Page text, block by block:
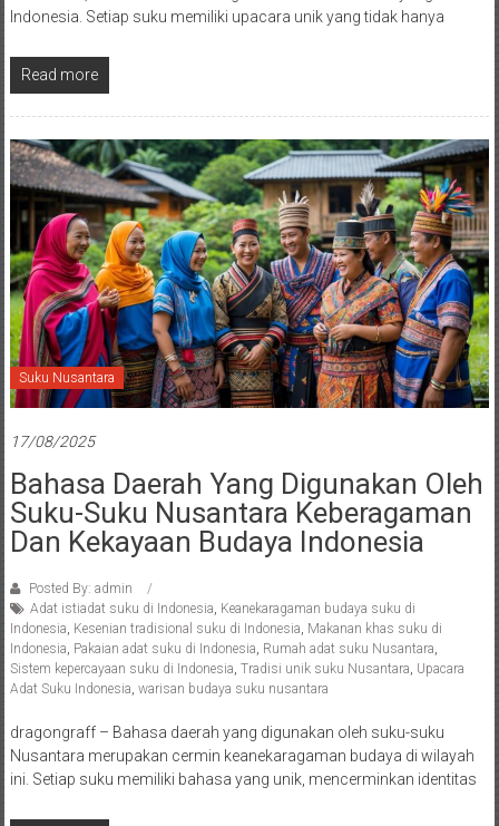
Indonesia. Setiap suku memiliki upacara unik yang tidak hanya
Read more
Suku Nusantara
17/08/2025
Bahasa Daerah Yang Digunakan Oleh
Suku-Suku Nusantara Keberagaman
Dan Kekayaan Budaya Indonesia
Posted By: admin
Adat istiadat suku di Indonesia Keanekaragaman budaya suku di
Indonesia Kesenian tradisional suku di Indonesia Makanan khas suku di
Indonesia Pakaian adat suku di Indonesia Rumah adat suku Nusantara
Sistem kepercayaan suku di Indonesia Tradisi unik suku Nusantara Upacara
Adat Suku Indonesia warisan budaya suku nusantara
dragongraff – Bahasa daerah yang digunakan oleh suku-suku
Nusantara merupakan cermin keanekaragaman budaya di wilayah
ini. Setiap suku memiliki bahasa yang unik, mencerminkan identitas